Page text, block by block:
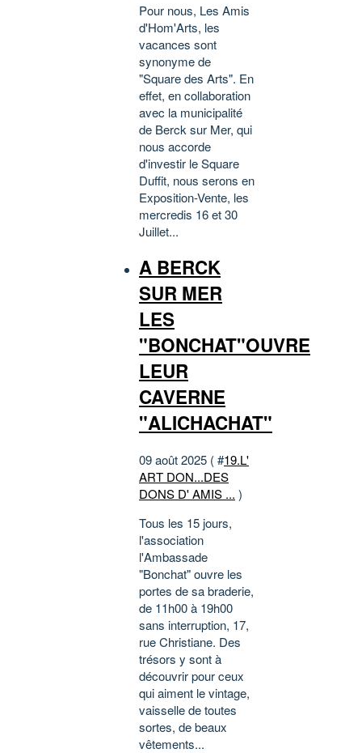
Pour nous, Les Amis
d'Hom'Arts, les
vacances sont
synonyme de
"Square des Arts". En
effet, en collaboration
avec la municipalité
de Berck sur Mer, qui
nous accorde
d'investir le Square
Duffit, nous serons en
Exposition-Vente, les
mercredis 16 et 30
Juillet...
A BERCK
SUR MER
LES
"BONCHAT"OUVRE
LEUR
CAVERNE
"ALICHACHAT"
09 août 2025 ( #19.L'
ART DON...DES
DONS D' AMIS ... )
Tous les 15 jours,
l'association
l'Ambassade
"Bonchat" ouvre les
portes de sa braderie,
de 11h00 à 19h00
sans interruption, 17,
rue Christiane. Des
trésors y sont à
découvrir pour ceux
qui aiment le vintage,
vaisselle de toutes
sortes, de beaux
vêtements...